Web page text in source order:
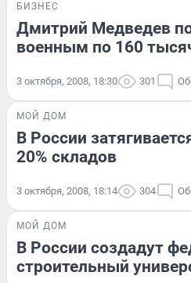
БИЗНЕС
Дмитрий Медведев
военным по 160
3 октября, 2008, 18:30 301
МОЙ ДОМ
В России
20% складов
3 октября, 2008, 18:14 304
МОЙ ДОМ
В России создадут
строительный